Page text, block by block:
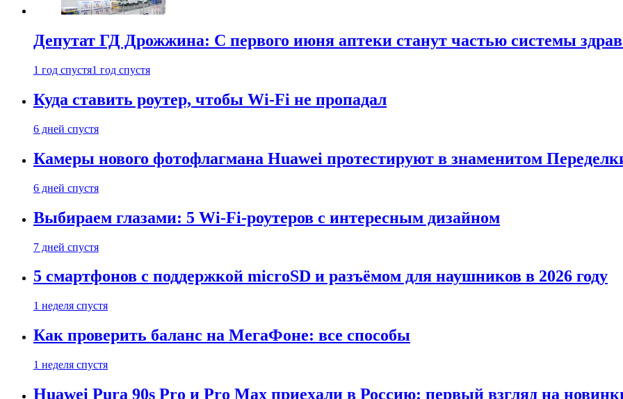
Депутат ГД Дрожжина: С первого июня аптеки станут частью системы
1 год спустя1 год спустя
Куда ставить роутер, чтобы Wi-Fi не пропадал
6 дней спустя
Камеры нового фотофлагмана Huawei протестируют в знаменитом
6 дней спустя
Выбираем глазами: 5 Wi-Fi-роутеров с интересным дизайном
7 дней спустя
5 смартфонов с поддержкой microSD и разъёмом для наушников в 2026 году
1 неделя спустя
Как проверить баланс на МегаФоне: все способы
1 неделя спустя
Huawei Pura 90s Pro и Pro Max приехали в Россию: первый взгляд на